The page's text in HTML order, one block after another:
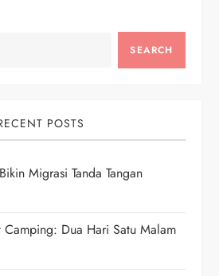
SEARCH
POSTS
Migrasi Tanda Tangan
Camping: Dua Hari Satu Malam